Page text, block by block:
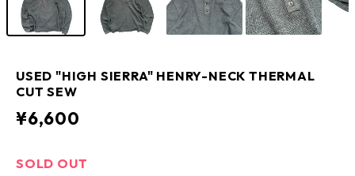
USED "HIGH SIERRA" HENRY-NECK THERMAL
CUT SEW
¥6,600
SOLD OUT